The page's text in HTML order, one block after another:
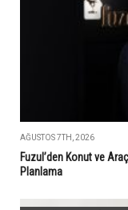
AĞUSTOS 7TH, 2026
Fuzul’den Konut ve
Planlama